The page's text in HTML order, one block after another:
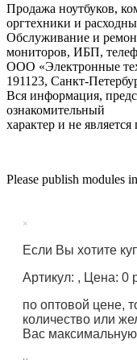
Продажа ноутбуков,
оргтехники и
Обслуживание и
мониторов, ИБП,
ООО «Электронные
191123, Санкт-
Вся информация,
ознакомительный
характер и не
Please publish modules in
×
Если Вы хотите
Артикул: , Цена: 0
по оптовой цене,
количество или
Вас максимальную